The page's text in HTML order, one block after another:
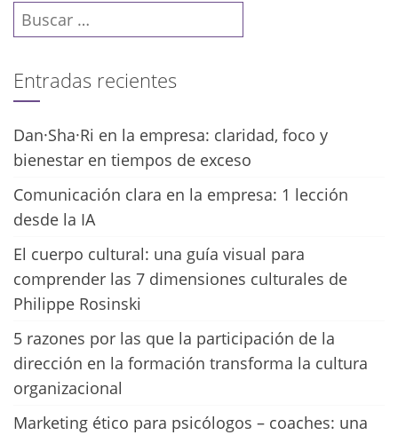
Buscar:
Entradas recientes
Dan·Sha·Ri en la empresa: claridad, foco y
bienestar en tiempos de exceso
Comunicación clara en la empresa: 1 lección
desde la IA
El cuerpo cultural: una guía visual para
comprender las 7 dimensiones culturales de
Philippe Rosinski
5 razones por las que la participación de la
dirección en la formación transforma la cultura
organizacional
Marketing ético para psicólogos – coaches: una